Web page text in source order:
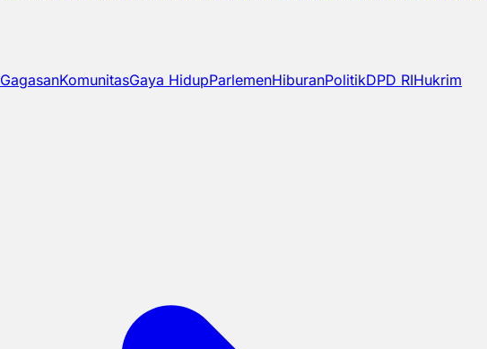
GagasanKomunitasGaya HidupParlemenHiburanPolitikDPD RIHukrim